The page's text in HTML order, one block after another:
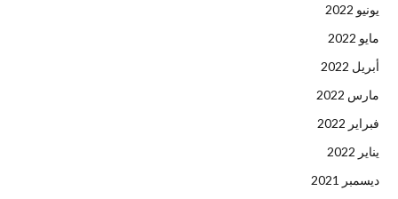
يونيو 2022
مايو 2022
أبريل 2022
مارس 2022
فبراير 2022
يناير 2022
ديسمبر 2021